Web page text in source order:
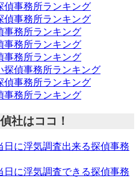
偵事務所ランキング
偵事務所ランキング
事務所ランキング
事務所ランキング
事務所ランキング
探偵事務所ランキング
偵事務所ランキング
事務所ランキング
社はココ！
に浮気調査出来る探偵事務
に浮気調査できる探偵事務